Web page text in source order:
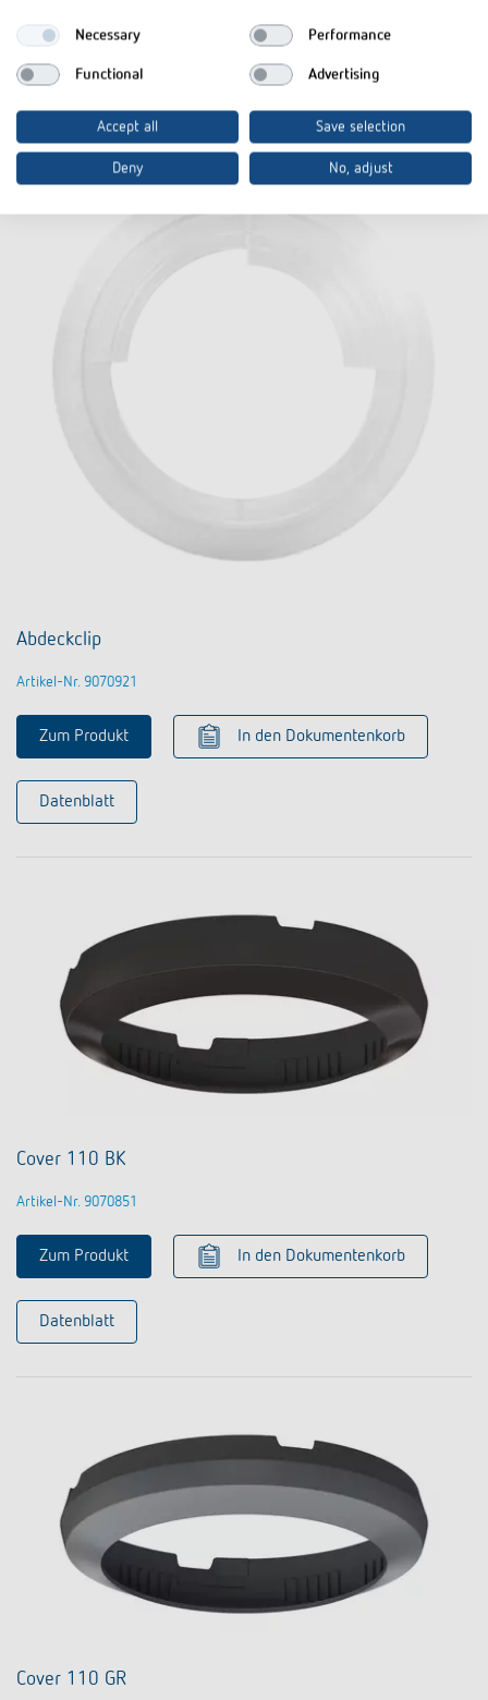
Abdeckclip
Artikel-Nr. 9070921
Zum Produkt In den Dokumentenkorb
Datenblatt
Cover 110 BK
Artikel-Nr. 9070851
Zum Produkt In den Dokumentenkorb
Datenblatt
Cover 110 GR
Necessary Performance
Functional Advertising
Accept all Save selection
Deny No, adjust